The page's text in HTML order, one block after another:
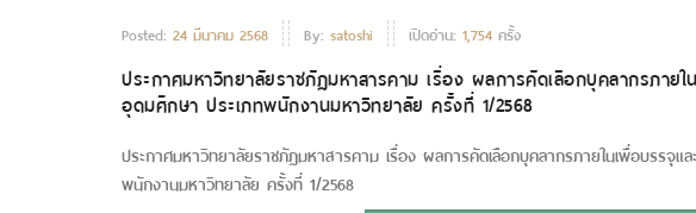
Posted: 24 มีนาคม 2568 By: satoshi เปิดอ่าน: 1,754 ครั้ง
ประกาศมหาวิทยาลัยราชภัฏมหาสารคาม เรื่อง ผลการคัดเลือกบุคลากรภาย
อุดมศึกษา ประเภทพนักงานมหาวิทยาลัย ครั้งที่ 1/2568
ประกาศมหาวิทยาลัยราชภัฏมหาสารคาม เรื่อง ผลการคัดเลือกบุคลากรภายในเพื่อบรรจุแ
พนักงานมหาวิทยาลัย ครั้งที่ 1/2568